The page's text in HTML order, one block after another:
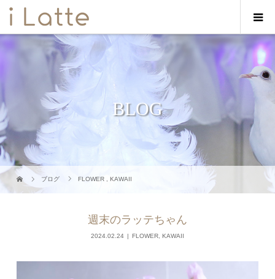
BLOG
ブログ FLOWER ,KAWAII
週末のラッテちゃん
2024.02.24 FLOWER KAWAII